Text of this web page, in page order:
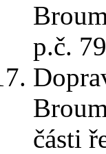
p.č.
části